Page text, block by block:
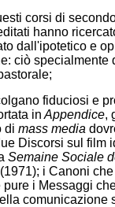
corsi di
hanno
dall'ipotetico e
ciò
fiduciosi e
in Appendice,
di mass media
Discorsi sul film
Semaine Sociale
(1971); i Canoni
i Messaggi
comunicazione